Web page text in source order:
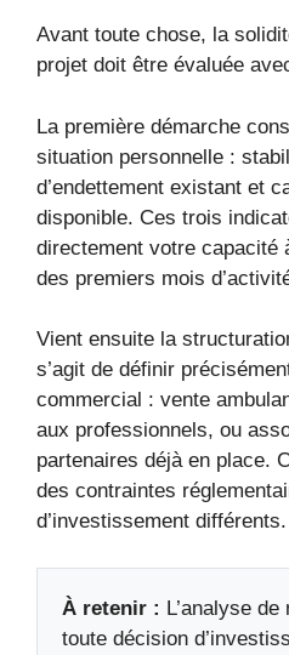
Avant toute chose, la
projet doit être évaluée
La première démarche
situation personnelle :
d’endettement existant et
disponible. Ces trois
directement votre capacité
des premiers mois
Vient ensuite la
s’agit de définir
commercial : vente
aux professionnels, ou
partenaires déjà en place.
des contraintes
d’investissement différents.
À retenir : L’analyse
toute décision